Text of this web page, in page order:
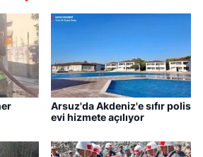
Arsuz'da Akdeniz'e sıfır polis
evi hizmete açılıyor